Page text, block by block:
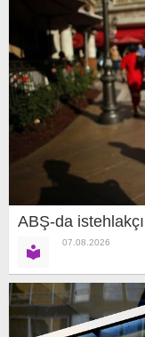
ABŞ-da
07.08.2026